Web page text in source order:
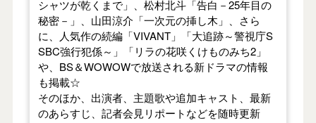
シャツが乾くまで」、松村北斗「告白－25年目の
秘密－」、山田涼介「一次元の挿し木」、さら
に、人気作の続編「VIVANT」「大追跡～警視庁S
SBC強行犯係～」「リラの花咲くけものみち2」
や、BS＆WOWOWで放送される新ドラマの情報
も掲載☆
そのほか、出演者、主題歌や追加キャスト、最新
のあらすじ、記者会見リポートなどを随時更新